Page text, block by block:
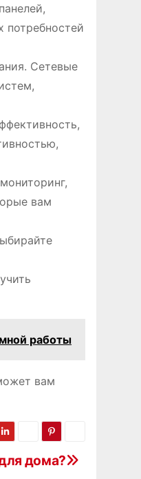
потребностей
Сетевые
вам
работы
вам
дома?